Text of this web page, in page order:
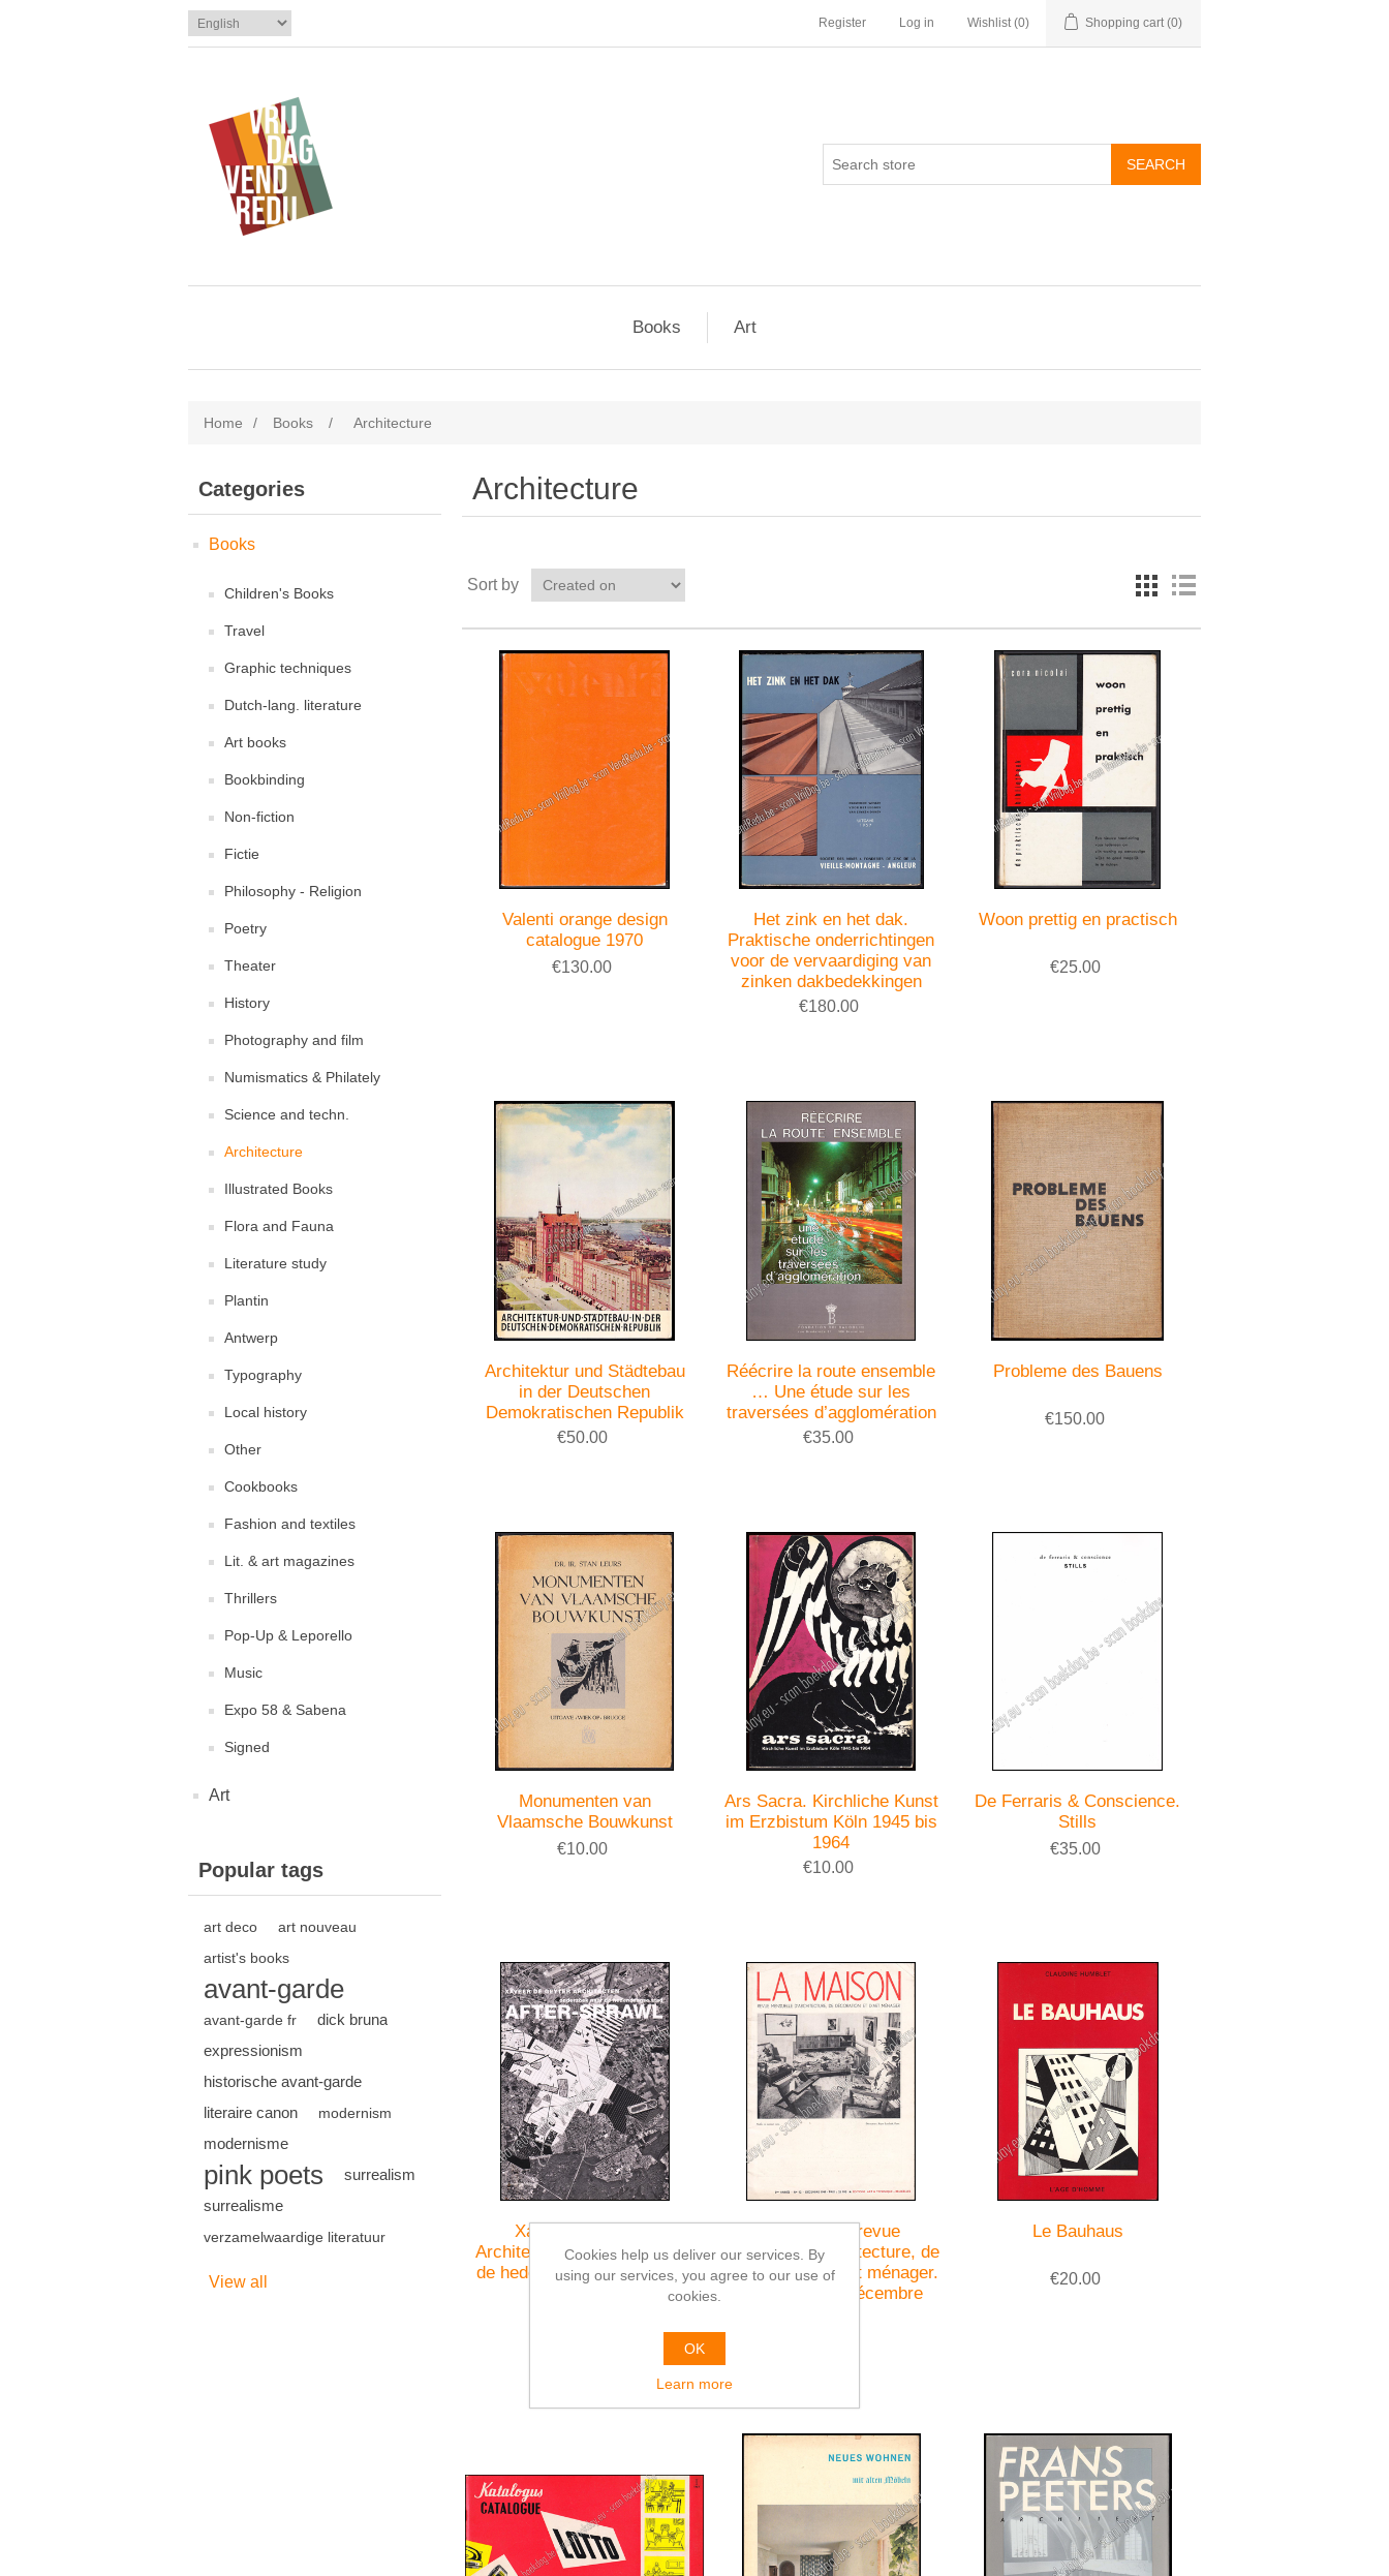
Register Log in Wishlist (0) Shopping cart (0)
Books Art
Home / Books / Architecture
Categories
Books
Children's Books
Travel
Graphic techniques
Dutch-lang. literature
Art books
Bookbinding
Non-fiction
Fictie
Philosophy - Religion
Poetry
Theater
History
Photography and film
Numismatics & Philately
Science and techn.
Architecture
Illustrated Books
Flora and Fauna
Literature study
Plantin
Antwerp
Typography
Local history
Other
Cookbooks
Fashion and textiles
Lit. & art magazines
Thrillers
Pop-Up & Leporello
Music
Expo 58 & Sabena
Signed
Art
Popular tags
art deco
art nouveau
artist's books
avant-garde
avant-garde fr
dick bruna
expressionism
historische avant-garde
literaire canon
modernism
modernisme
pink poets
surrealism
surrealisme
verzamelwaardige literatuur
View all
Architecture
Sort by
Valenti orange design
catalogue 1970
€130.00
Het zink en het dak.
Praktische onderrichtingen
voor de vervaardiging van
zinken dakbedekkingen
€180.00
Woon prettig en practisch
€25.00
Architektur und Städtebau
in der Deutschen
Demokratischen Republik
€50.00
Réécrire la route ensemble
… Une étude sur les
traversées d’agglomération
€35.00
Probleme des Bauens
€150.00
Monumenten van
Vlaamsche Bouwkunst
€10.00
Ars Sacra. Kirchliche Kunst
im Erzbistum Köln 1945 bis
1964
€10.00
De Ferraris & Conscience.
Stills
€35.00
Xaveer De Geyter
Architecten, onderzoek naar
de hedendaagse stad. After-
La maison : revue
mensuelle d'architecture, de
décoration et d'art ménager.
Jrg 5, Nr. 12, décembre
Le Bauhaus
€20.00
Cookies help us deliver our services. By
using our services, you agree to our use of
cookies.
OK
Learn more